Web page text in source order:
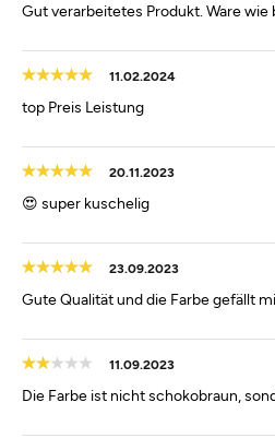
Gut verarbeitetes Produkt. Ware wie
11.02.2024
top Preis Leistung
20.11.2023
😍 super kuschelig
23.09.2023
Gute Qualität und die Farbe gefällt
11.09.2023
Die Farbe ist nicht schokobraun,